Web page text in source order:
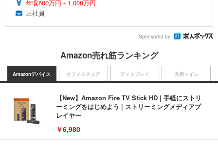
年収600万円～1,000万円
正社員
Sponsored by
Amazon売れ筋ランキング
Amazonデバイス
【New】Amazon Fire TV Stick HD | 手軽にストリ
ーミングをはじめよう | ストリーミングメディアプ
レイヤー
￥6,980
オフィスチェア ディスプレイ 犬用トイレ